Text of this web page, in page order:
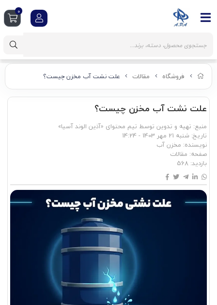
فروشگاه مقالات علت نشت آب مخزن چیست؟
علت نشت آب مخزن چیست؟
منبع: تهیه و تدوین توسط تیم محتوای «آذین الوند آسیا»
تاریخ: شنبه 21 مهر 1403 - 14:24
نویسنده: مخزن آب
صفحه: مقالات
بازدید: 568
0